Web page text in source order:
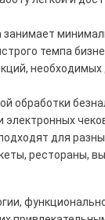
занимает
темпа
необходимых
обработки
электронных
для
рестораны,